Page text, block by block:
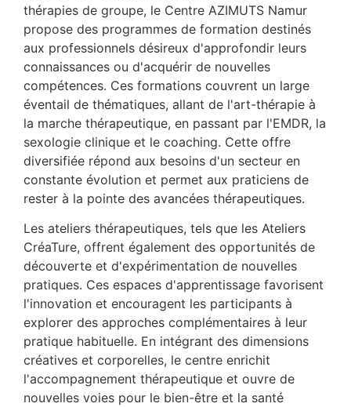
thérapies de groupe, le Centre AZIMUTS Namur
propose des programmes de formation destinés
aux professionnels désireux d'approfondir leurs
connaissances ou d'acquérir de nouvelles
compétences. Ces formations couvrent un large
éventail de thématiques, allant de l'art-thérapie à
la marche thérapeutique, en passant par l'EMDR, la
sexologie clinique et le coaching. Cette offre
diversifiée répond aux besoins d'un secteur en
constante évolution et permet aux praticiens de
rester à la pointe des avancées thérapeutiques.
Les ateliers thérapeutiques, tels que les Ateliers
CréaTure, offrent également des opportunités de
découverte et d'expérimentation de nouvelles
pratiques. Ces espaces d'apprentissage favorisent
l'innovation et encouragent les participants à
explorer des approches complémentaires à leur
pratique habituelle. En intégrant des dimensions
créatives et corporelles, le centre enrichit
l'accompagnement thérapeutique et ouvre de
nouvelles voies pour le bien-être et la santé